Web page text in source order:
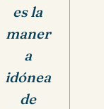
es la
maner
a
idónea
de